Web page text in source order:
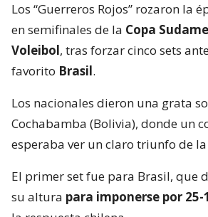
Los “Guerreros Rojos” rozaron la
en semifinales de la Copa
Voleibol, tras forzar cinco sets
favorito Brasil.
Los nacionales dieron una grata
Cochabamba (Bolivia), donde un
esperaba ver un claro triunfo de
El primer set fue para Brasil, que
su altura para imponerse por 25-